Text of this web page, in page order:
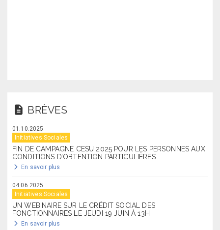
BRÈVES
01.10.2025
Initiatives Sociales
FIN DE CAMPAGNE CESU 2025 POUR LES PERSONNES AUX
CONDITIONS D’OBTENTION PARTICULIÈRES
En savoir plus
04.06.2025
Initiatives Sociales
UN WEBINAIRE SUR LE CRÉDIT SOCIAL DES
FONCTIONNAIRES LE JEUDI 19 JUIN À 13H
En savoir plus